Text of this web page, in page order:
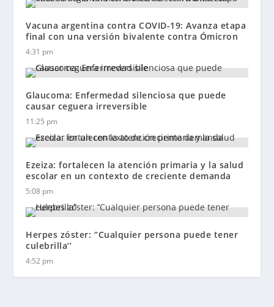
Vacuna argentina contra COVID-19: Avanza etapa
final con una versión bivalente contra Ómicron
4:31 pm
Glaucoma: Enfermedad silenciosa que puede
causar ceguera irreversible
11:25 pm
Ezeiza: fortalecen la atención primaria y la salud
escolar en un contexto de creciente demanda
5:08 pm
Herpes zóster: ‘’Cualquier persona puede tener
culebrilla‘’
4:52 pm